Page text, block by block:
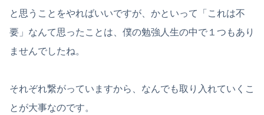
と思うことをやればいいですが、かといって「これは不
要」なんて思ったことは、僕の勉強人生の中で１つもあり
ませんでしたね。
それぞれ繋がっていますから、なんでも取り入れていくこ
とが大事なのです。